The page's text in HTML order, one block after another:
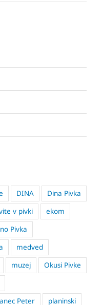
DINA
Dina Pivka
v pivki
ekom
Pivka
medved
muzej
Okusi Pivke
Peter
planinski